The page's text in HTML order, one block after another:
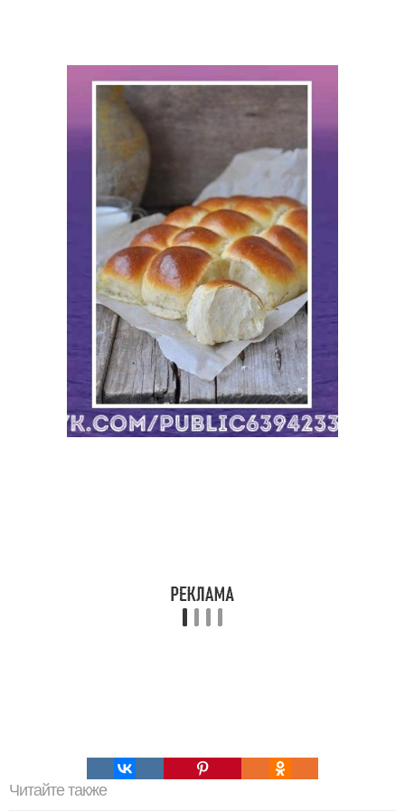
Читайте также